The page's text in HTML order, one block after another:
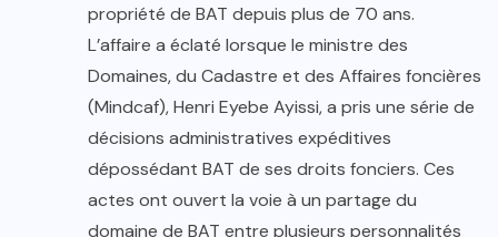
propriété de BAT depuis plus de 70 ans.
L’affaire a éclaté lorsque le ministre des
Domaines, du Cadastre et des Affaires foncières
(Mindcaf), Henri Eyebe Ayissi, a pris une série de
décisions administratives expéditives
dépossédant BAT de ses droits fonciers. Ces
actes ont ouvert la voie à un partage du
domaine de BAT entre plusieurs personnalités